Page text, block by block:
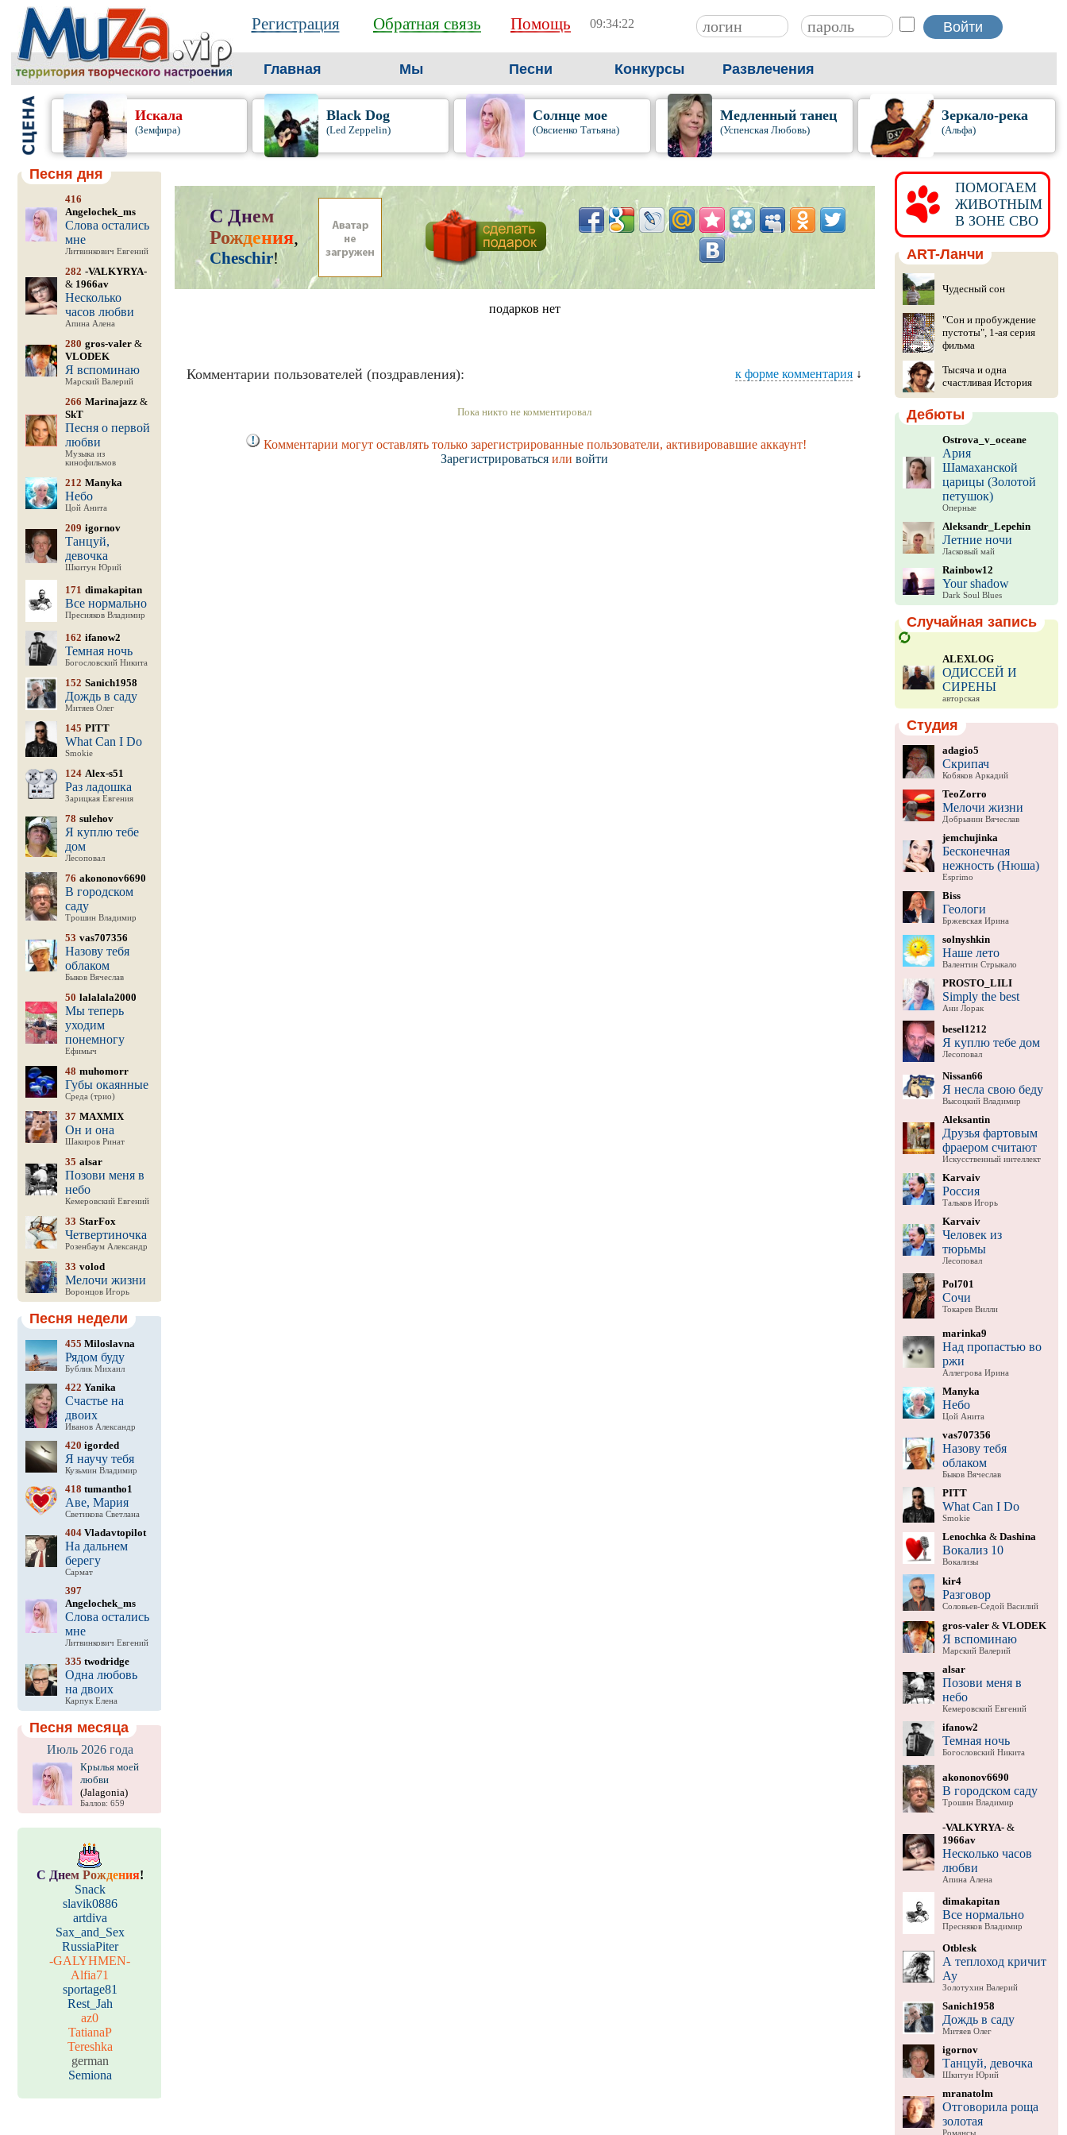
Регистрация Обратная связь Помощь 09:34:23
Главная Мы Песни Конкурсы Развлечения
Искала
(Земфира)
Black Dog
(Led Zeppelin)
Солнце мое
(Овсиенко Татьяна)
Медленный танец
(Успенская Любовь)
Зеркало-река
(Альфа)
Песня дня
416
Angelochek_ms
Слова остались
мне
Литвинкович Евгений
282 -VALKYRYA-
& 1966av
Несколько
часов любви
Апина Алена
280 gros-valer&
VLODEK
Я вспоминаю
Марский Валерий
266 Marinajazz&
SkT
Песня о первой
любви
Музыка из
кинофильмов
212 Manyka
Небо
Цой Анита
209 igornov
Танцуй,
девочка
Шкитун Юрий
171 dimakapitan
Все нормально
Пресняков Владимир
162 ifanow2
Темная ночь
Богословский Никита
152 Sanich1958
Дождь в саду
Митяев Олег
145 PITT
What Can I Do
Smokie
124 Alex-s51
Раз ладошка
Зарицкая Евгения
78 sulehov
Я куплю тебе
дом
Лесоповал
76 akononov6690
В городском
саду
Трошин Владимир
53 vas707356
Назову тебя
облаком
Быков Вячеслав
50 lalalala2000
Мы теперь
уходим
понемногу
Ефимыч
48 muhomorr
Губы окаянные
Среда (трио)
37 MAXMIX
Он и она
Шакиров Ринат
35 alsar
Позови меня в
небо
Кемеровский Евгений
33 StarFox
Четвертиночка
Розенбаум Александр
33 volod
Мелочи жизни
Воронцов Игорь
Песня недели
455 Miloslavna
Рядом буду
Бублик Михаил
422 Yanika
Счастье на
двоих
Иванов Александр
420 igorded
Я научу тебя
Кузьмин Владимир
418 tumantho1
Аве, Мария
Светикова Светлана
404Vladavtopilot
На дальнем
берегу
Сармат
397
Angelochek_ms
Слова остались
мне
Литвинкович Евгений
335 twodridge
Одна любовь
на двоих
Карпук Елена
Песня месяца
Июль 2026 года
Крылья моей
любви
(Jalagonia)
Баллов: 659
С Днем Рождения!
Snack
slavik0886
artdiva
Sax_and_Sex
RussiaPiter
-GALYHMEN-
Alfia71
sportage81
Rest_Jah
az0
TatianaP
Tereshka
german
Semiona
С Днем
Рождения,
Cheschir!
подарков нет
Комментарии пользователей (поздравления): к форме комментария ↓
Пока никто не комментировал
Комментарии могут оставлять только зарегистрированные пользователи, активировавшие аккаунт!
Зарегистрироваться или войти
ПОМОГАЕМ
ЖИВОТНЫМ
В ЗОНЕ СВО
ART-Ланчи
Чудесный сон
"Сон и пробуждение
пустоты", 1-ая серия
фильма
Тысяча и одна
счастливая История
Дебюты
Ostrova_v_oceane
Ария
Шамаханской
царицы (Золотой
петушок)
Оперные
Aleksandr_Lepehin
Летние ночи
Ласковый май
Rainbow12
Your shadow
Dark Soul Blues
Случайная запись
ALEXLOG
ОДИССЕЙ И
СИРЕНЫ
авторская
Студия
adagio5
Скрипач
Кобяков Аркадий
TeoZorro
Мелочи жизни
Добрынин Вячеслав
jemchujinka
Бесконечная
нежность (Нюша)
Esprimo
Biss
Геологи
Бржевская Ирина
solnyshkin
Наше лето
Валентин Стрыкало
PROSTO_LILI
Simply the best
Ани Лорак
besel1212
Я куплю тебе дом
Лесоповал
Nissan66
Я несла свою беду
Высоцкий Владимир
Aleksantin
Друзья фартовым
фраером считают
Искусственный интеллект
Karvaiv
Россия
Тальков Игорь
Karvaiv
Человек из
тюрьмы
Лесоповал
Pol701
Сочи
Токарев Вилли
marinka9
Над пропастью во
ржи
Аллегрова Ирина
Manyka
Небо
Цой Анита
vas707356
Назову тебя
облаком
Быков Вячеслав
PITT
What Can I Do
Smokie
Lenochka & Dashina
Вокализ 10
Вокализы
kir4
Разговор
Соловьев-Седой Василий
gros-valer& VLODEK
Я вспоминаю
Марский Валерий
alsar
Позови меня в
небо
Кемеровский Евгений
ifanow2
Темная ночь
Богословский Никита
akononov6690
В городском саду
Трошин Владимир
-VALKYRYA-&
1966av
Несколько часов
любви
Апина Алена
dimakapitan
Все нормально
Пресняков Владимир
Otblesk
А теплоход кричит
Ау
Золотухин Валерий
Sanich1958
Дождь в саду
Митяев Олег
igornov
Танцуй, девочка
Шкитун Юрий
mranatolm
Отговорила роща
золотая
Романсы